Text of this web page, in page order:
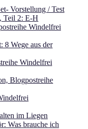
Vorstellung / Test
Teil 2: E-H
Windelfrei
8 Wege aus der
Windelfrei
Blogpostreihe
im Liegen
Was brauche ich